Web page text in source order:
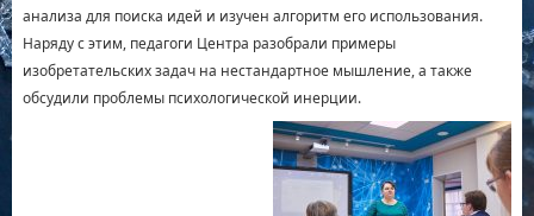
анализа для поиска идей и изучен алгоритм его использования.
Наряду с этим, педагоги Центра разобрали примеры
изобретательских задач на нестандартное мышление, а также
обсудили проблемы психологической инерции.